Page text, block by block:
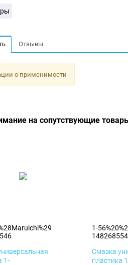
Отзывы
о применимости
на сопутствующие
1-
1-
Смазка
пластика